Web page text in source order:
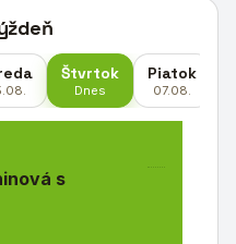
Štvrtok
Dnes
Piatok
07.08.
s